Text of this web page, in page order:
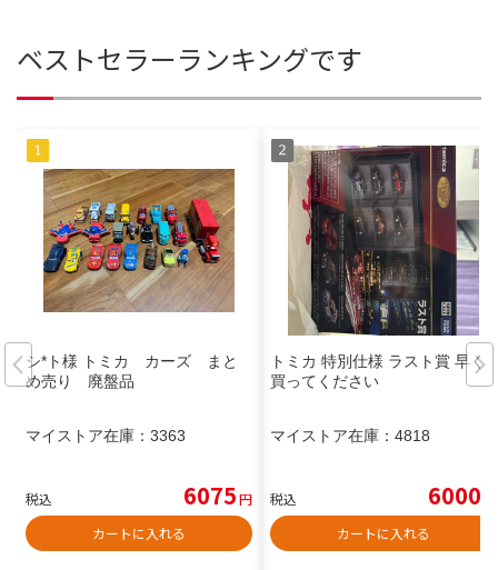
ベストセラーランキングです
シ*ト様 トミカ カーズ まと
め売り 廃盤品
マイストア在庫： 3363
税込 6075円
カートに入れる
トミカ 特別仕様 ラスト賞 早く
買ってください
マイストア在庫： 4818
税込 6000
カートに入れる